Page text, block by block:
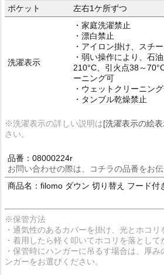
ポケット
左右1ケ所ずつ
洗濯表示
・家庭洗濯禁止
・漂白禁止
・アイロン掛け、スチ
・弱い操作により、石
210°C、引火点38～
ーニング可
・ウェットクリーニン
・タンブル乾燥禁止
※洗濯表示の詳しい説明は[洗濯表示の絵
さい。
品番：08000224r
お問い合わせの際は、コチラの品番をお
商品名：filomo ダウン 切り替え フード付
※保管方法
・通気性のあるカバーを掛け、光とホコリ
・着用したら軽く叩いてホコリを落として
・保管時にハンガーに吊るす場合は、厚
ンガーをお選びください。